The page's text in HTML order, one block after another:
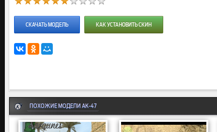
СКАЧАТЬ МОДЕЛЬ КАК УСТАНОВИТЬ СКИН
ПОХОЖИЕ МОДЕЛИ AK-47